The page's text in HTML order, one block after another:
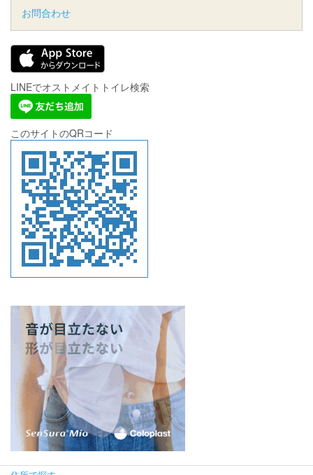
お問合わせ
LINEでオストメイトトイレ検索
このサイトのQRコード